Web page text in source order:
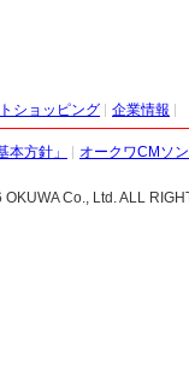
ショッピング 企業情報
本方針」 オークワCMソ
OKUWA Co., Ltd. ALL